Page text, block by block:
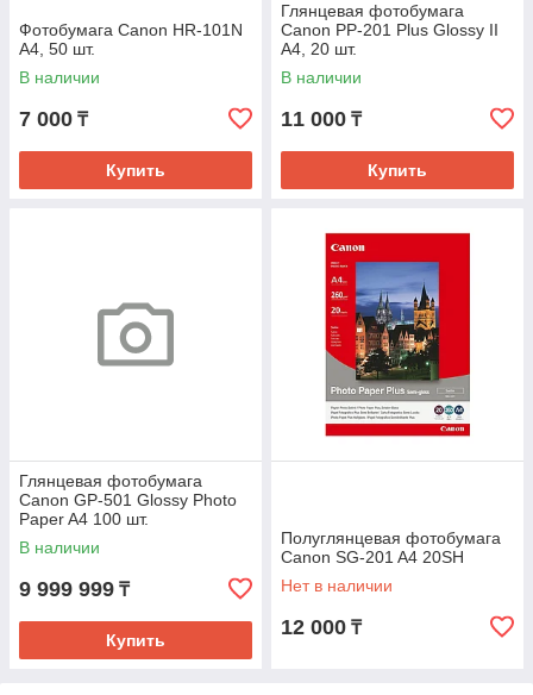
Фотобумага Canon HR-101N
A4, 50 шт.
В наличии
7 000 ₸
Купить
Глянцевая фотобумага
Canon PP-201 Plus Glossy II
A4, 20 шт.
В наличии
11 000 ₸
Купить
Глянцевая фотобумага
Canon GP-501 Glossy Photo
Paper A4 100 шт.
В наличии
9 999 999 ₸
Купить
Полуглянцевая фотобумага
Canon SG-201 A4 20SH
Нет в наличии
12 000 ₸